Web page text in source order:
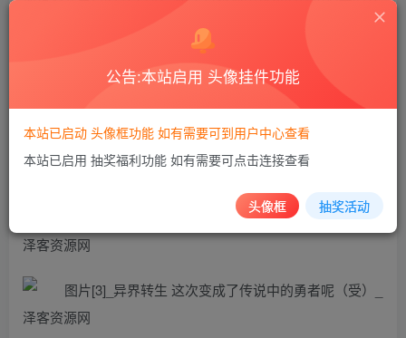
游戏截图
公告:本站启用 头像挂件功能
本站已启动 头像框功能 如有需要可到用户中心查看
本站已启用 抽奖福利功能 如有需要可点击连接查看
头像框 抽奖活动